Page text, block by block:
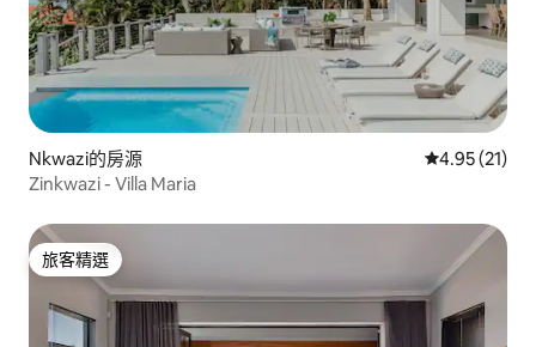
Nkwazi的房源 從 21 則評價
4.95 (21)
Zinkwazi - Villa Maria
旅客精選
旅客精選